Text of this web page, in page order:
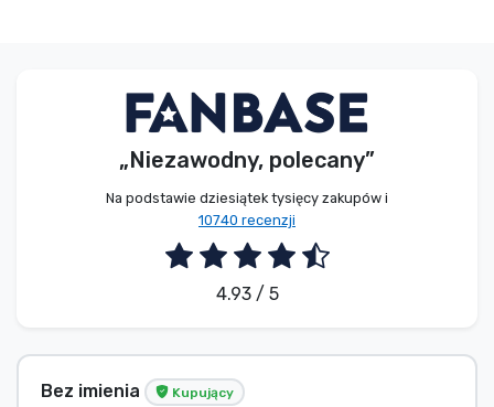
„Niezawodny, polecany”
Na podstawie dziesiątek tysięcy zakupów i
10740 recenzji
4.93 / 5
S. Kevin Kupujący